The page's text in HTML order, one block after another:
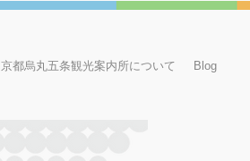
京都烏丸五条観光案内所について Blog